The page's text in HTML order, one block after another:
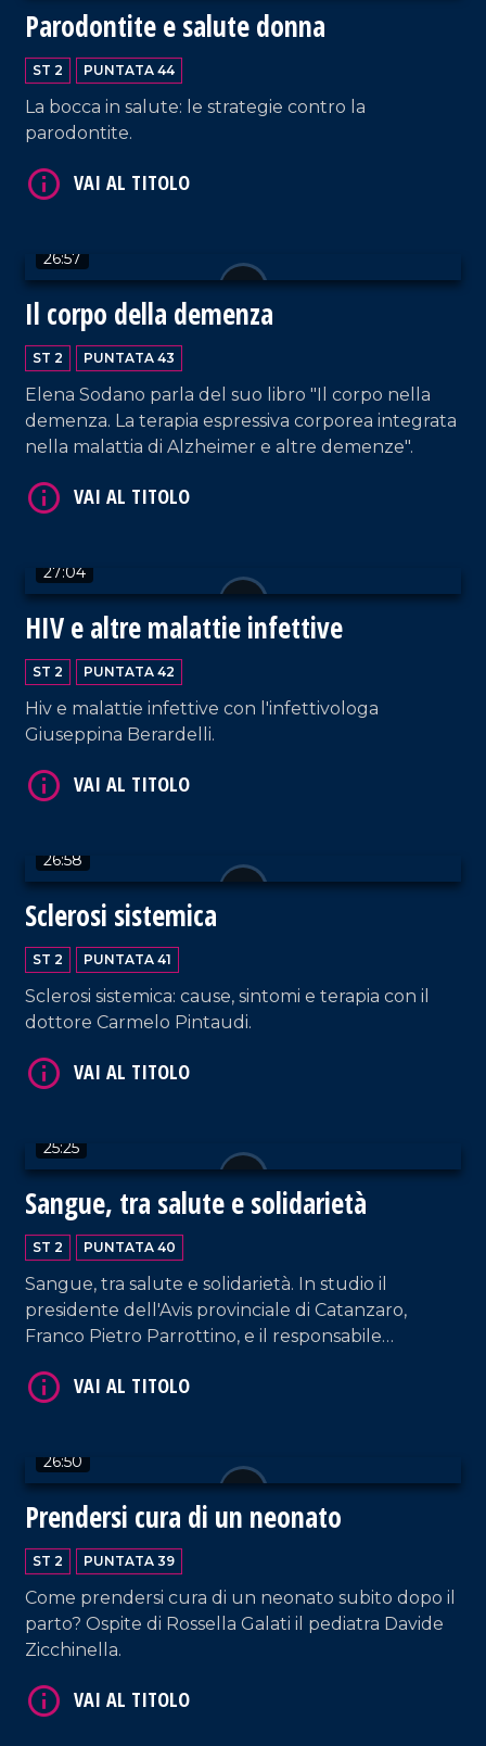
Parodontite e salute donna
ST 2 PUNTATA 44
La bocca in salute: le strategie contro la
parodontite.
26:57
Il corpo della demenza
ST 2 PUNTATA 43
Elena Sodano parla del suo libro "Il corpo nella
demenza. La terapia espressiva corporea integrata
nella malattia di Alzheimer e altre demenze".
27:04
HIV e altre malattie infettive
ST 2 PUNTATA 42
Hiv e malattie infettive con l'infettivologa
Giuseppina Berardelli.
26:58
Sclerosi sistemica
ST 2 PUNTATA 41
Sclerosi sistemica: cause, sintomi e terapia con il
dottore Carmelo Pintaudi.
25:25
Sangue, tra salute e solidarietà
ST 2 PUNTATA 40
Sangue, tra salute e solidarietà. In studio il
presidente dell'Avis provinciale di Catanzaro,
Franco Pietro Parrottino, e il responsabile
Michelangelo Iannone
26:50
Prendersi cura di un neonato
ST 2 PUNTATA 39
Come prendersi cura di un neonato subito dopo il
parto? Ospite di Rossella Galati il pediatra Davide
Zicchinella.
VAI AL TITOLO
VAI AL TITOLO
VAI AL TITOLO